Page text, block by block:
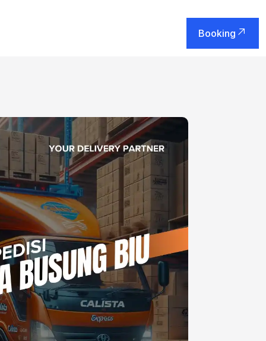
Booking